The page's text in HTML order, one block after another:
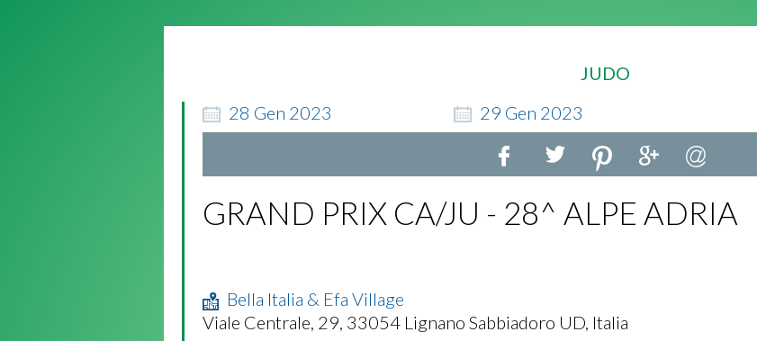
JUDO
28 Gen 2023 29 Gen 2023
GRAND PRIX CA/JU - 28^ ALPE ADRIA
Bella Italia & Efa Village
Viale Centrale, 29, 33054 Lignano Sabbiadoro UD, Italia